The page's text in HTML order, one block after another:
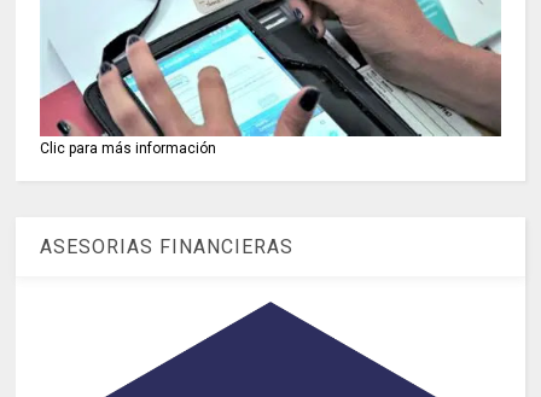
Clic para más información
ASESORIAS FINANCIERAS